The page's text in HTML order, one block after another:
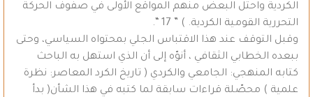
الكردية واحتل البعض منهم المواقع الأولى في صفوف الحركة
التحررية القومية الكردية. ) ” 17 “.
وقبل التوقف عند هذا الاقتباس الجلي بمحتواه السياسي، وحتى
ببعده الخطابي الثقافي ، أنوّه إلى أن الذي استهل به الباحث
كتابه المنهجي: الجامعي والكردي ( تاريخ الكرد المعاصر: نظرة
علمية ) محصّلة قراءات سابقة لما كتبه في هذا الشأن( بدأ